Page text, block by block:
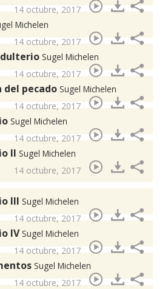
14 octubre, 2017
Michelen
14 octubre, 2017
Sugel Michelen
14 octubre, 2017
del pecado Sugel Michelen
14 octubre, 2017
Sugel Michelen
14 octubre, 2017
II Sugel Michelen
14 octubre, 2017
III Sugel Michelen
14 octubre, 2017
IVSugel Michelen
14 octubre, 2017
Sugel Michelen
14 octubre, 2017